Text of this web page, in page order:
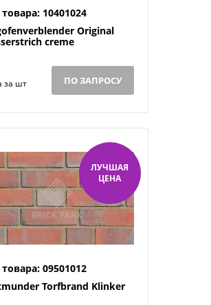
10401024
Original
creme
за шт ПО ЗАПРОСУ
ЛУЧШАЯ
ЦЕНА
09501012
Torfbrand Klinker